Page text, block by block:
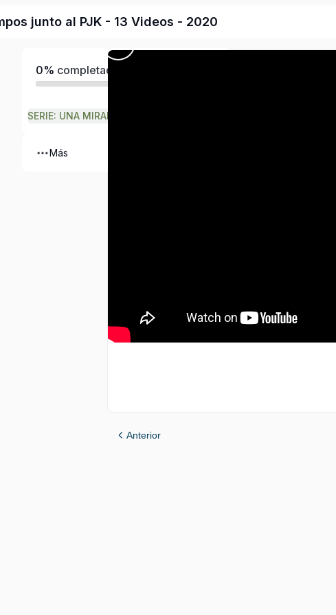
junto al PJK - 13 Videos - 2020
0% completado
Más
Anterior